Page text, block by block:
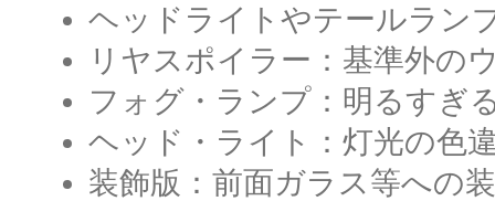
ヘッドライトやテールラン
リヤスポイラー：基準外の
フォグ・ランプ：明るすぎ
ヘッド・ライト：灯光の色
装飾版：前面ガラス等への